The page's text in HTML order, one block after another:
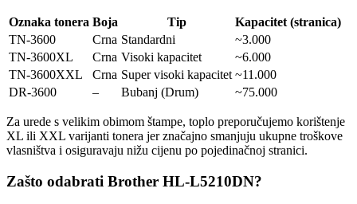
Oznaka tonera Boja Tip
Kapacitet (stranica)
TN-3600
Crna Standardni
~3.000
TN-3600XL
Crna Visoki kapacitet
~6.000
TN-3600XXL
Crna Super visoki kapacitet ~11.000
DR-3600
– Bubanj (Drum) ~75.000
Za urede s velikim obimom štampe, toplo preporučujemo korištenje
XL ili XXL varijanti tonera jer značajno smanjuju ukupne troškove
vlasništva i osiguravaju nižu cijenu po pojedinačnoj stranici.
Zašto odabrati Brother HL-L5210DN?